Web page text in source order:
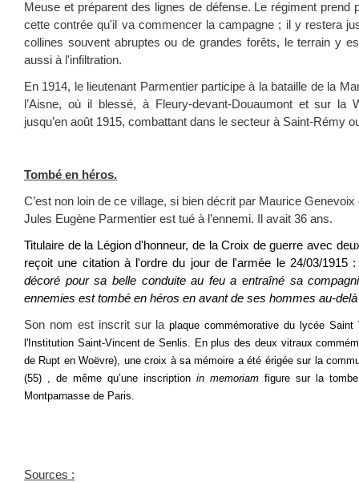
Meuse et préparent des lignes de défense. Le régiment prend
cette contrée qu'il va commencer la campagne ; il y restera
collines souvent abruptes ou de grandes forêts, le terrain y
aussi à l'infiltration.
En 1914, le lieutenant Parmentier participe à la bataille de la
l’Aisne, où il blessé, à Fleury-devant-Douaumont et sur la
jusqu’en août 1915, combattant dans le secteur à Saint-Rémy
Tombé en héros.
C’est non loin de ce village, si bien décrit par Maurice
Jules Eugène Parmentier est tué à l’ennemi. Il avait 36 ans.
Titulaire de la Légion d'honneur, de la Croix de guerre avec
reçoit une citation à l'ordre du jour de l'armée le 24/03/1915
décoré pour sa belle conduite au feu a entraîné sa
ennemies est tombé en héros en avant de ses hommes au-
Son nom est inscrit sur laplaque commémorative du lycée
l'Institution Saint-Vincent de Senlis. En plus des deux vitraux
de Rupt en Woëvre), une croix à sa mémoire a été érigée sur la
(55) , de même qu’une inscription in memoriam figure sur la
Montparnasse de Paris.
Sources :